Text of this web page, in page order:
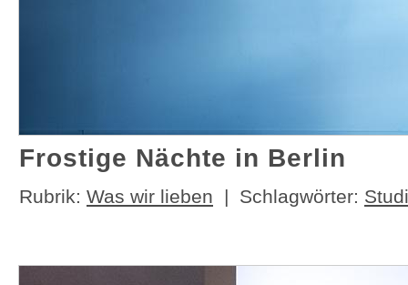
Frostige Nächte in Berlin
Rubrik: Was wir lieben | Schlagwörter: